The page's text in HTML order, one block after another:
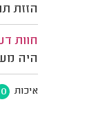
הזזת
חוות
היה
איכות